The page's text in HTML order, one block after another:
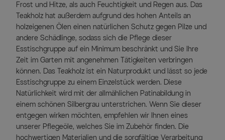
Frost und Hitze, als auch Feuchtigkeit und Regen aus. Das
Teakholz hat außerdem aufgrund des hohen Anteils an
holzeigenen Ölen einen natürlichen Schutz gegen Pilze und
andere Schädlinge, sodass sich die Pflege dieser
Esstischgruppe auf ein Minimum beschränkt und Sie Ihre
Zeit im Garten mit angenehmen Tätigkeiten verbringen
können. Das Teakholz ist ein Naturprodukt und lässt so jede
Esstischgruppe zu einem Einzelstück werden. Diese
Natürlichkeit wird mit der allmählichen Patinabildung in
einem schönen Silbergrau unterstrichen. Wenn Sie dieser
entgegen wirken möchten, empfehlen wir Ihnen eines
unserer Pflegeöle, welches Sie im Zubehör finden. Die
hochwertigen Materialien und die sorgfältige Verarbeitung